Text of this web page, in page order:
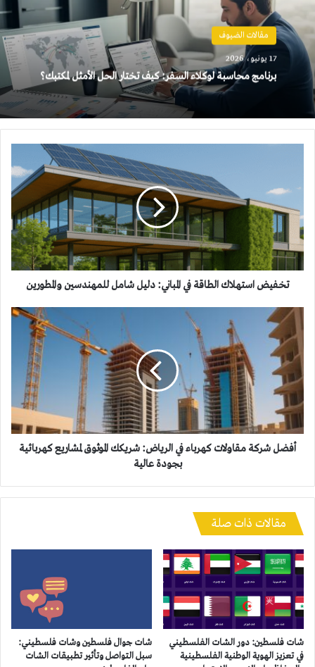
مقالات الضيوف
17 يونيو، 2026
برنامج محاسبة لوكلاء السفر: كيف تختار الحل الأمثل لمكتبك؟
المباني:
دليل
شامل
للمهندسين
والمطورين
تخفيض استهلاك الطاقة في المباني: دليل شامل للمهندسين والمطورين
أفضل
شركة
مقاولات
كهرباء
في
الرياض:
شريكك
الموثوق
لمشاريع
كهربائية
أفضل شركة مقاولات كهرباء في الرياض: شريكك الموثوق لمشاريع كهربائية
بجودة عالية
مقالات ذات صلة
شات فلسطين: دور الشات الفلسطيني
في تعزيز الهوية الوطنية الفلسطينية
شات جوال فلسطين وشات فلسطيني:
سبل التواصل وتأثير تطبيقات الشات